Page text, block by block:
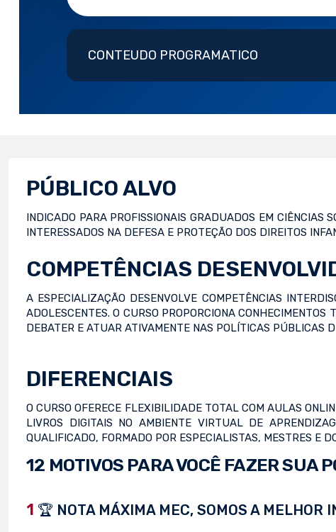
CONTEUDO PROGRAMATICO
PÚBLICO ALVO
INDICADO PARA PROFISSIONAIS GRADUADOS EM CIÊNCIAS
INTERESSADOS NA DEFESA E PROTEÇÃO DOS DIREITOS
COMPETÊNCIAS
A ESPECIALIZAÇÃO DESENVOLVE COMPETÊNCIAS
ADOLESCENTES. O CURSO PROPORCIONA
DEBATER E ATUAR ATIVAMENTE NAS POLÍTICAS PÚBLICAS
DIFERENCIAIS
O CURSO OFERECE FLEXIBILIDADE TOTAL COM AULAS
LIVROS DIGITAIS NO AMBIENTE VIRTUAL DE
QUALIFICADO, FORMADO POR ESPECIALISTAS, MESTRES E
12 MOTIVOS PARA VOCÊ FAZER SUA
1 🏆 NOTA MÁXIMA MEC, SOMOS A MELHOR